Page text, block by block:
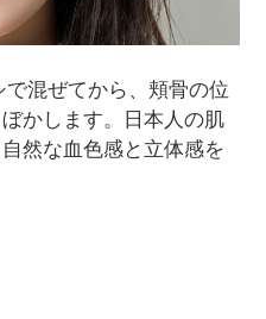
混ぜてから、頬骨の位
かします。日本人の肌
然な血色感と立体感を